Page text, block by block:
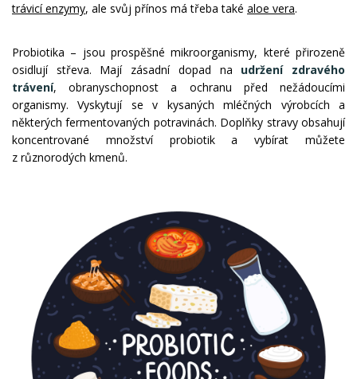
trávicí enzymy, ale svůj přínos má třeba také aloe vera.
Probiotika – jsou prospěšné mikroorganismy, které přirozeně
osidlují střeva. Mají zásadní dopad na udržení zdravého
trávení, obranyschopnost a ochranu před nežádoucími
organismy. Vyskytují se v kysaných mléčných výrobcích a
některých fermentovaných potravinách. Doplňky stravy obsahují
koncentrované množství probiotik a vybírat můžete
z různorodých kmenů.